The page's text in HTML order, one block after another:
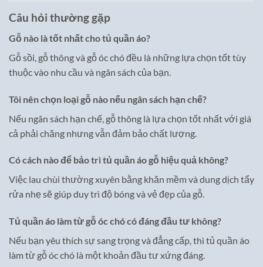
Câu hỏi thường gặp
Gỗ nào là tốt nhất cho tủ quần áo?
Gỗ sồi, gỗ thông và gỗ óc chó đều là những lựa chọn tốt tùy
thuộc vào nhu cầu và ngân sách của bạn.
Tôi nên chọn loại gỗ nào nếu ngân sách hạn chế?
Nếu ngân sách hạn chế, gỗ thông là lựa chọn tốt nhất với giá
cả phải chăng nhưng vẫn đảm bảo chất lượng.
Có cách nào để bảo trì tủ quần áo gỗ hiệu quả không?
Việc lau chùi thường xuyên bằng khăn mềm và dung dịch tẩy
rửa nhẹ sẽ giúp duy trì độ bóng và vẻ đẹp của gỗ.
Tủ quần áo làm từ gỗ óc chó có đáng đầu tư không?
Nếu bạn yêu thích sự sang trọng và đẳng cấp, thì tủ quần áo
làm từ gỗ óc chó là một khoản đầu tư xứng đáng.